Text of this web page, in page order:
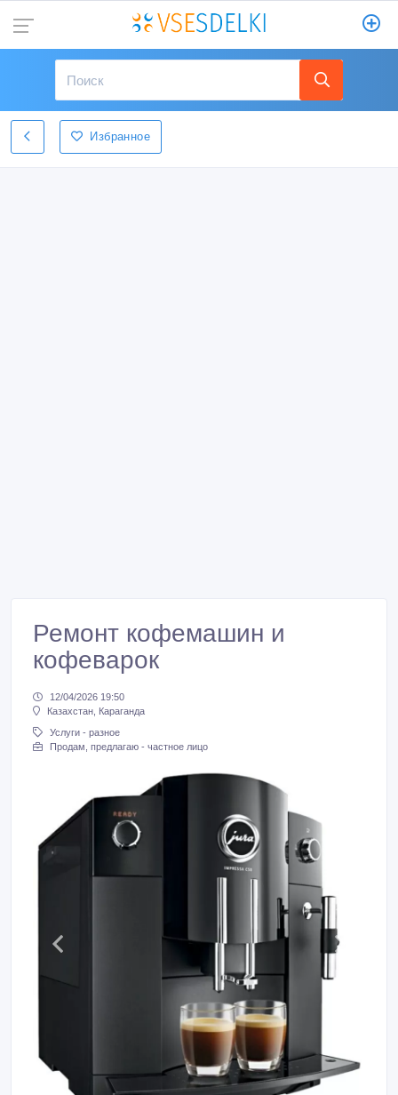
Избранное
Ремонт кофемашин и
кофеварок
12/04/2026 19:50
Казахстан, Караганда
Услуги - разное
Продам, предлагаю - частное лицо